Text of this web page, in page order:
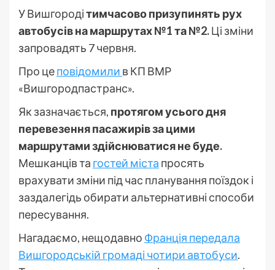
У Вишгородітимчасово призупинять рух
автобусів на маршрутах №1 та №2.Ці зміни
запровадять 7 червня.
Про цеповідомили в КП ВМР
«Вишгородпастранс».
Як зазначається, протягом усього дня
перевезення пасажирів за цими
маршрутами здійснюватися не буде.
Мешканців та гостей міста просять
врахувати зміни під час планування поїздок і
заздалегідь обирати альтернативні способи
пересування.
Нагадаємо, нещодавно Франція передала
Вишгородській громаді чотири автобуси.